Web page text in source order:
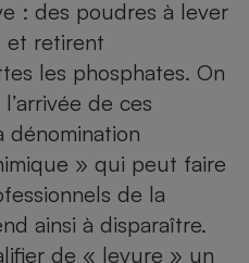
: des poudres à lever
et retirent
les phosphates. On
de ces
dénomination
» qui peut faire
de la
ainsi à disparaître.
de « levure » un